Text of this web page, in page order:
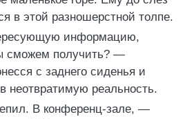
в этой разношерстной толпе.
информацию,
сможем получить? —
с заднего сиденья и
неотвратимую реальность.
В конференц-зале, —